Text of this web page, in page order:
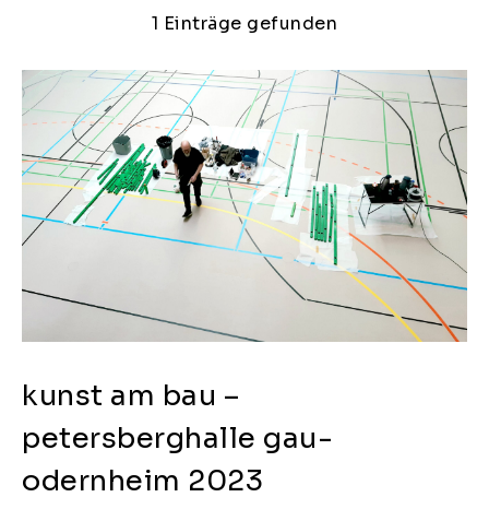
1 Einträge gefunden
kunst am bau –
petersberghalle gau-
odernheim 2023